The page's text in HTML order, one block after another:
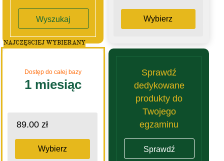
Wyszukaj Wybierz
Dostęp do całej bazy
1 miesiąc
89.00 zł
Wybierz
NAJCZĘSCIEJ WYBIERANY
Sprawdź
dedykowane
produkty do
Twojego
egzaminu
Sprawdź